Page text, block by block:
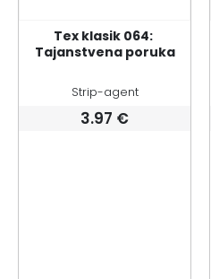
Tex klasik 064:
Tajanstvena poruka
Strip-agent
3.97 €